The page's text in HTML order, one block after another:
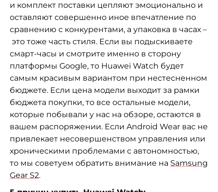
и комплект поставки цепляют эмоционально и
оставляют совершенно иное впечатление по
сравнению с конкурентами, а упаковка в часах –
это тоже часть стиля. Если вы подыскиваете
смарт-часы и смотрите именно в сторону
платформы Google, то Huawei Watch будет
самым красивым вариантом при нестесненном
бюджете. Если цена модели выходит за рамки
бюджета покупки, то все остальные модели,
которые побывали у нас на обзоре, остаются в
вашем распоряжении. Если Android Wear вас не
привлекает несовершенством управления или
хроническими проблемами с автономностью,
то мы советуем обратить внимание на Samsung
Gear S2.